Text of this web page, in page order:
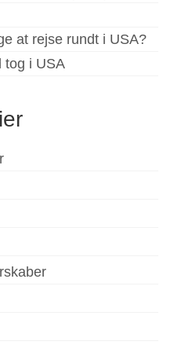
at rejse rundt i USA?
tog i USA